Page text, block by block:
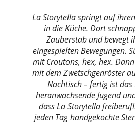
La Storytella springt auf
in die Küche. Dort
Zauberstab und bewegt
eingespielten Bewegungen.
mit Croutons, hex, hex.
mit dem Zwetschgenröster
Nachtisch – fertig ist
heranwachsende Jugend
dass La Storytella
jeden Tag handgekochte